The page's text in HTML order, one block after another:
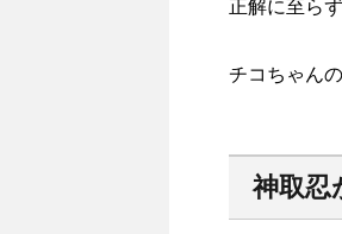
正解に至ら
チコちゃん
神取忍